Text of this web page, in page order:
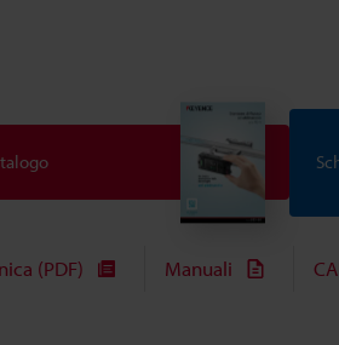
(PDF) Manuali